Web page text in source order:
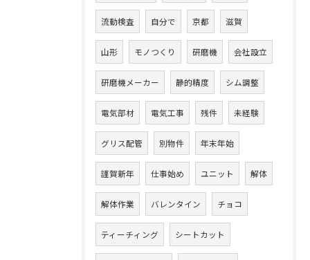
流動検査 自分で 京都 滋賀
山形 モノつくり 研磨機 会社設立
研磨機メーカー 静的精度 シム調整
電気部材 電気工事 残件 未経験
グリス配管 別物件 年末年始
謹賀新年 仕事始め ユニット 解体
解体作業 バレンタイン チョコ
ティーチィング シートカット